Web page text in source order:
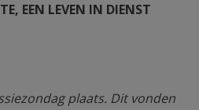
REGISTREREN
EEN LEVEN IN DIENST
plaats. Dit vonden